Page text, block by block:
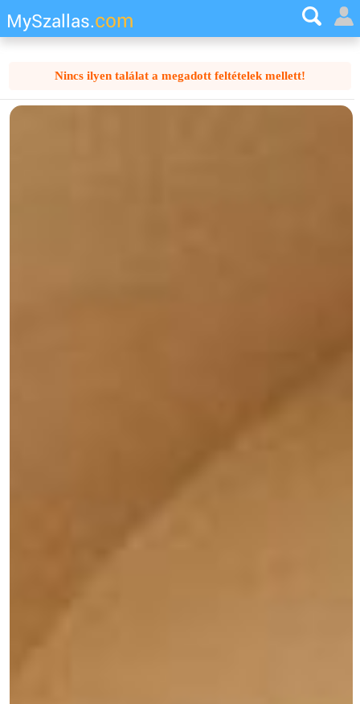
MySzallas.com
Nincs ilyen találat a megadott feltételek mellett!